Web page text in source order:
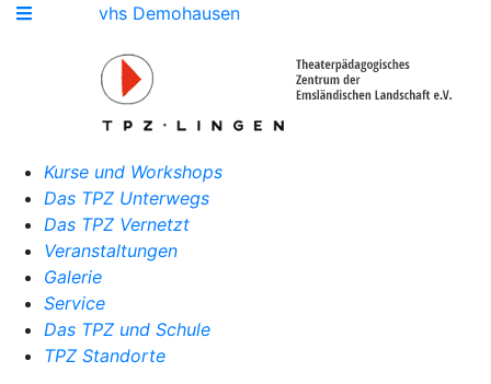
vhs Demohausen
Kurse und Workshops
Das TPZ Unterwegs
Das TPZ Vernetzt
Veranstaltungen
Galerie
Service
Das TPZ und Schule
TPZ Standorte